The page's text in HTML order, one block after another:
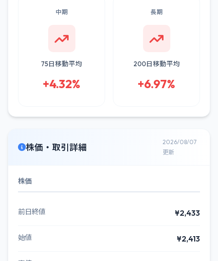
中期
75日移動平均
+4.32%
長期
200日移動平均
+6.97%
株価・取引詳細
2026/08/07
更新
株価
前日終値 ¥2,433
始値 ¥2,413